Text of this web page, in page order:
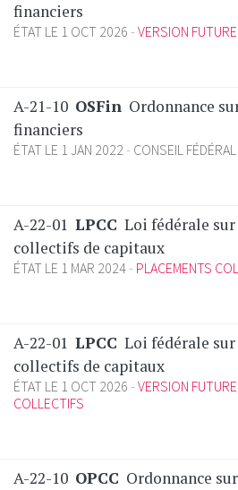
financiers
ÉTAT LE 1 OCT 2026 VERSION FUTURE
A-21-10 OSFin Ordonnance
financiers
ÉTAT LE 1 JAN 2022 CONSEIL FÉDÉRAL
A-22-01 LPCC Loi fédérale
collectifs de capitaux
ÉTAT LE 1 MAR 2024 PLACEMENTS
A-22-01 LPCC Loi fédérale
collectifs de capitaux
ÉTAT LE 1 OCT 2026 VERSION FUTURE
COLLECTIFS
A-22-10 OPCC Ordonnance